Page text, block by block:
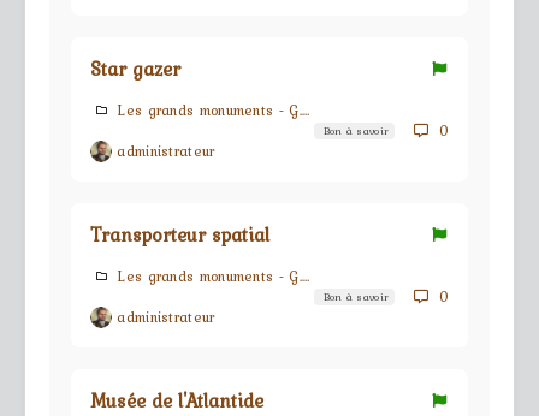
Star gazer
Les grands monuments - G.M.s
administrateur
Bon à savoir 0
Transporteur spatial
Les grands monuments - G.M.s
administrateur
Bon à savoir 0
Musée de l'Atlantide